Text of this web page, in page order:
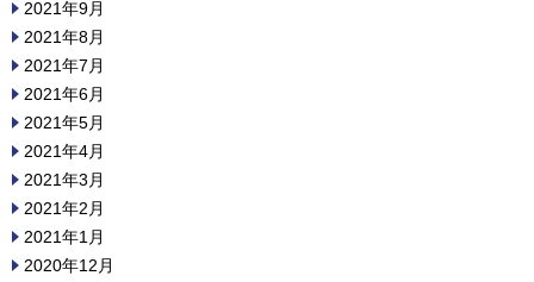
2021年9月
2021年8月
2021年7月
2021年6月
2021年5月
2021年4月
2021年3月
2021年2月
2021年1月
2020年12月